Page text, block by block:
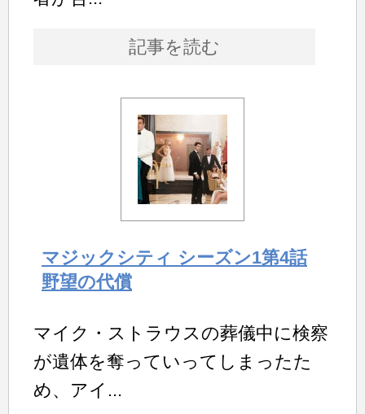
記事を読む
マジックシティ シーズン1第4話
野望の代償
マイク・ストラウスの葬儀中に検察
が遺体を奪っていってしまったた
め、アイ...